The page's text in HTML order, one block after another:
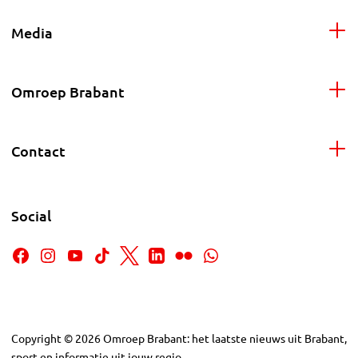
Media
Omroep Brabant
Contact
Social
Copyright © 2026Omroep Brabant: het laatste nieuws uit Brabant,